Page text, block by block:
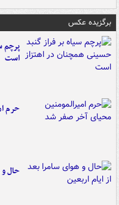
برگزیده عکس
پرچم
است
حرم
حال و